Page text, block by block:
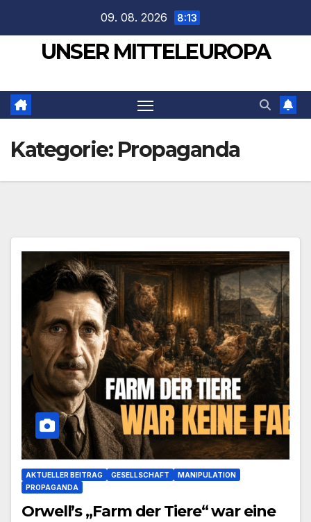
springen
09. 08. 2026 8:13
UNSER MITTELEUROPA
Kategorie: Propaganda
AKTUELLER BEITRAG GESELLSCHAFT
MANIPULATION
PROPAGANDA
Orwell’s „Farm der Tiere“ war eine